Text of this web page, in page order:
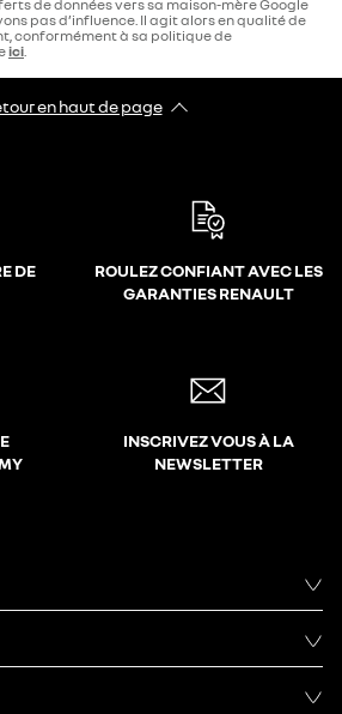
de données vers sa maison-mère Google
pas d’influence. Il agit alors en qualité de
conformément à sa politique de
ici.
en haut de page​
DE
ROULEZ CONFIANT AVEC LES
GARANTIES RENAULT
INSCRIVEZ VOUS À LA
NEWSLETTER